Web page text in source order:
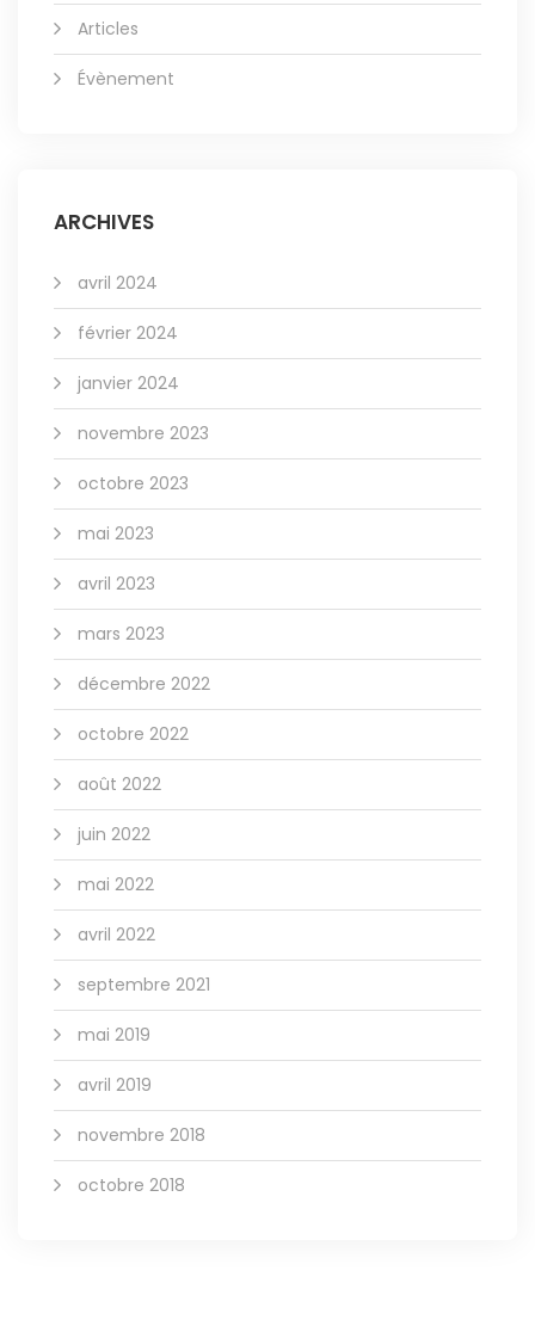
Articles
Évènement
ARCHIVES
avril 2024
février 2024
janvier 2024
novembre 2023
octobre 2023
mai 2023
avril 2023
mars 2023
décembre 2022
octobre 2022
août 2022
juin 2022
mai 2022
avril 2022
septembre 2021
mai 2019
avril 2019
novembre 2018
octobre 2018